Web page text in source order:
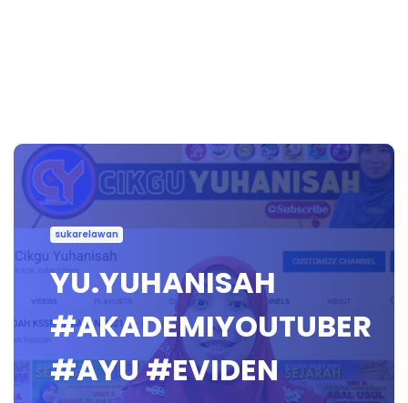
sukarelawan
YU.YUHANISAH
#AKADEMIYOUTUBER
#AYU #EVIDEN